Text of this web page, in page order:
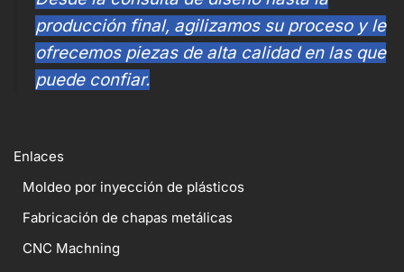
producción final, agilizamos su proceso y le
ofrecemos piezas de alta calidad en las que
puede confiar.
Enlaces
Moldeo por inyección de plásticos
Fabricación de chapas metálicas
CNC Machning